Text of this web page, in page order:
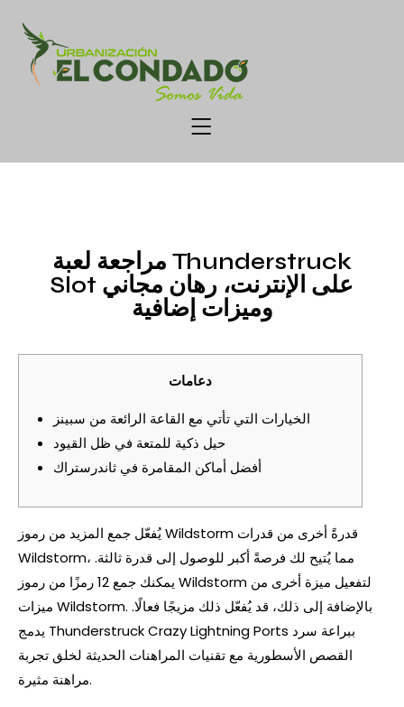
مراجعة لعبة Thunderstruck
Slot على الإنترنت، رهان مجاني
وميزات إضافية
دعامات
الخيارات التي تأتي مع القاعة الرائعة من سبينز
حيل ذكية للمتعة في ظل القيود
أفضل أماكن المقامرة في ثاندرستراك
يُفعّل جمع المزيد من رموز Wildstorm قدرةً أخرى من قدرات
Wildstorm، مما يُتيح لك فرصةً أكبر للوصول إلى قدرة ثالثة.
يمكنك جمع 12 رمزًا من رموز Wildstorm لتفعيل ميزة أخرى من
ميزات Wildstorm. بالإضافة إلى ذلك، قد يُفعّل ذلك مزيجًا فعالًا.
يدمج Thunderstruck Crazy Lightning Ports ببراعة سرد
القصص الأسطورية مع تقنيات المراهنات الحديثة لخلق تجربة
مراهنة مثيرة.